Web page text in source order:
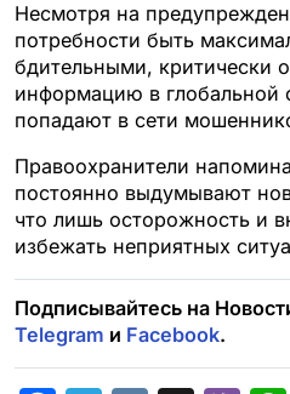
Несмотря на
потребности быть
бдительными, критически
информацию в глобальной
попадают в сети
Правоохранители
постоянно выдумывают
что лишь осторожность и
избежать неприятных
Подписывайтесь на
Telegram и Facebook.